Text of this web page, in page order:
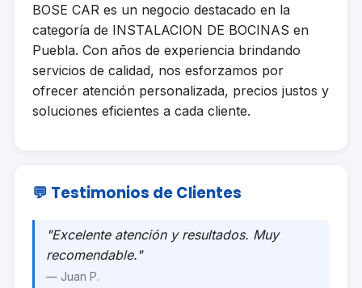
BOSE CAR es un negocio destacado en la
categoría de INSTALACION DE BOCINAS en
Puebla. Con años de experiencia brindando
servicios de calidad, nos esforzamos por
ofrecer atención personalizada, precios justos y
soluciones eficientes a cada cliente.
💬 Testimonios de Clientes
"Excelente atención y resultados. Muy
recomendable."
— Juan P.